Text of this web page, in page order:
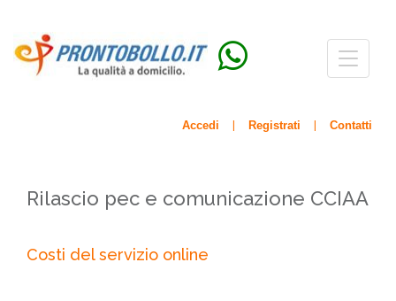
Menù
Accedi Registrati Contatti
Rilascio pec e comunicazione CCIAA
Costi del servizio online